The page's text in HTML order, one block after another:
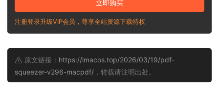
立即购买
注册登录升级VIP会员，尊享全站资源下载特权
原文链接： https://imacos.top/2026/03/19/pdf-
squeezer-v296-macpdf/ ，转载请注明出处。